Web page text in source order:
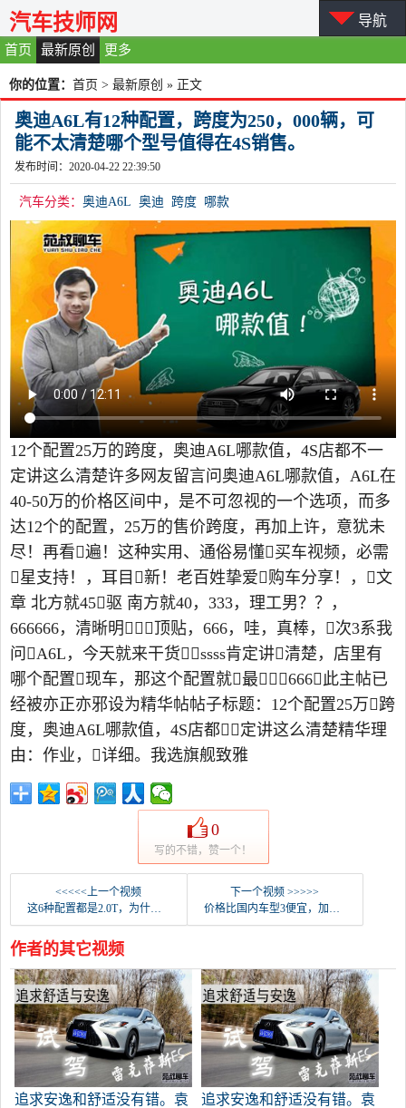
首页 最新原创 更多
汽车技师网 导航
你的位置： 首页 > 最新原创 » 正文
奥迪A6L有12种配置，跨度为250，000辆，可
能不太清楚哪个型号值得在4S销售。
发布时间：2020-04-22 22:39:50
汽车分类： 奥迪A6L 奥迪 跨度 哪款
12个配置25万的跨度，奥迪A6L哪款值，4S店都不一
定讲这么清楚许多网友留言问奥迪A6L哪款值，A6L在
40-50万的价格区间中，是不可忽视的一个选项，而多
达12个的配置，25万的售价跨度，再加上许，意犹未
尽！再看遍！这种实用、通俗易懂买车视频，必需
星支持！，耳目新！老百姓挚爱购车分享！，文
章 北方就45驱 南方就40，333，理工男？？，
666666，清晰明，，顶贴，666，哇，真棒，次3系我
问A6L，今天就来干货，ssss肯定讲清楚，店里有
哪个配置现车，那这个配置就最，666，此主帖已
经被亦正亦邪设为精华帖帖子标题：12个配置25万跨
度，奥迪A6L哪款值，4S店都定讲这么清楚精华理
由：作业，详细。我选旗舰致雅
0
写的不错，赞一个！
<<<<<上一个视频
这6种配置都是2.0T，为什么你建议买中国的，并详细解释哪种凯迪拉克XT5值？
下一个视频 >>>>>
价格比国内车型3便宜，加速比奥迪TT快。袁舒去商店体验北极星2
作者的其它视频
追求安逸和舒适没有错。袁
追求安逸和舒适没有错。袁